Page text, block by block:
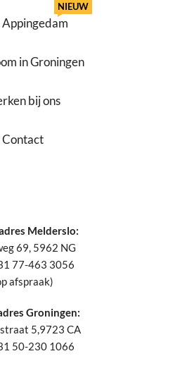
NIEUW
in Groningen
bij ons
Contact
Melderslo:
69, 5962 NG
77-463 3056
afspraak)
Groningen:
5,9723 CA
50-230 1066